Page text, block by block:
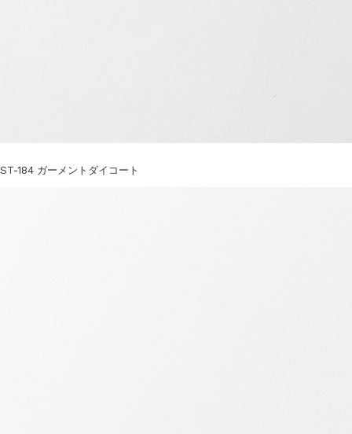
ST-184 ガーメントダイコート